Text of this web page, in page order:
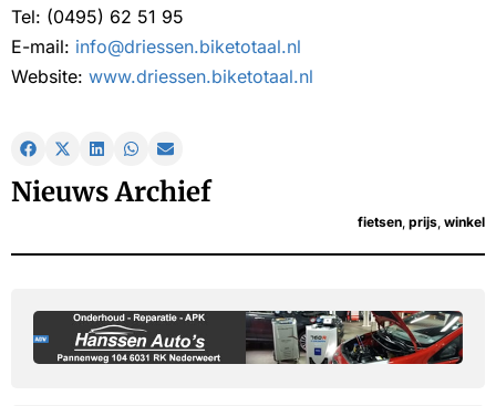
Tel: (0495) 62 51 95
E-mail: info@driessen.biketotaal.nl
Website: www.driessen.biketotaal.nl
Nieuws Archief
fietsen, prijs, winkel